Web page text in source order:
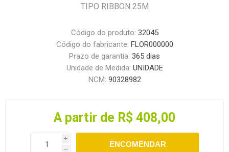
TIPO RIBBON 25M
Código do produto: 32045
Código do fabricante: FLOR000000
Prazo de garantia: 365 dias
Unidade de Medida: UNIDADE
NCM: 90328982
A partir de R$ 408,00
i
h
ENCOMENDAR